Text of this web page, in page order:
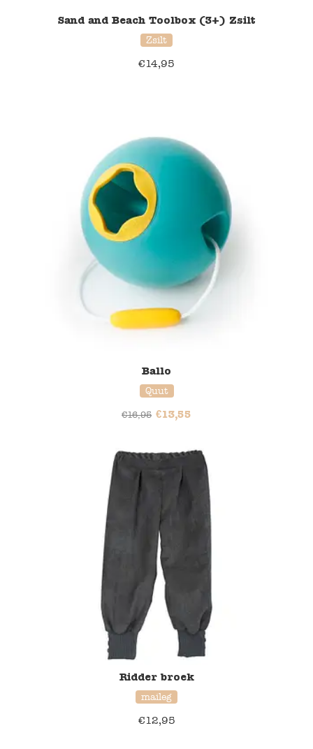
Sand and Beach Toolbox (3+) Zsilt
Zsilt
€14,95
Ballo
Quut
€16,95 €13,55
Ridder broek
maileg
€12,95